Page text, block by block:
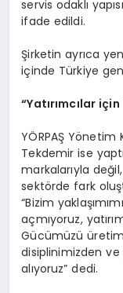
servis odaklı
ifade edildi.
Şirketin ayrıca
içinde Türkiye
“Yatırımcılar
YÖRPAŞ Yönetim
Tekdemir ise
markalarıyla
sektörde fark
“Bizim
açmıyoruz,
Gücümüzü
disiplinimizden
alıyoruz” dedi.